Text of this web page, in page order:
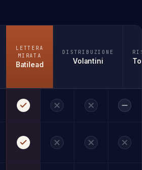
LETTERA
MIRATA
Batilead
DISTRIBUZIONE
Volantini